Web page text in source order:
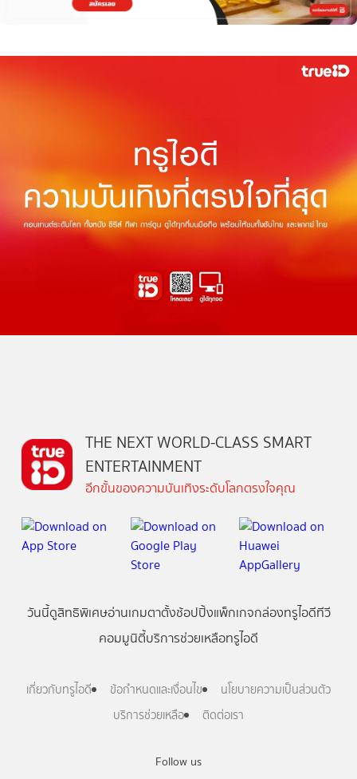
Follow us
THE NEXT WORLD-CLASS SMART
ENTERTAINMENT
อีกขั้นของความบันเทิงระดับโลกตรงใจคุณ
วันนี้ดูสิทธิพิเศษอ่านเกมตาตั้งช้อปปิ้งแพ็กเกจกล่องทรูไอดีทีวี
คอมมูนิตี้บริการช่วยเหลือทรูไอดี
เกี่ยวกับทรูไอดี ข้อกำหนดและเงื่อนไข
นโยบายความเป็นส่วนตัว
บริการช่วยเหลือ
ติดต่อเรา